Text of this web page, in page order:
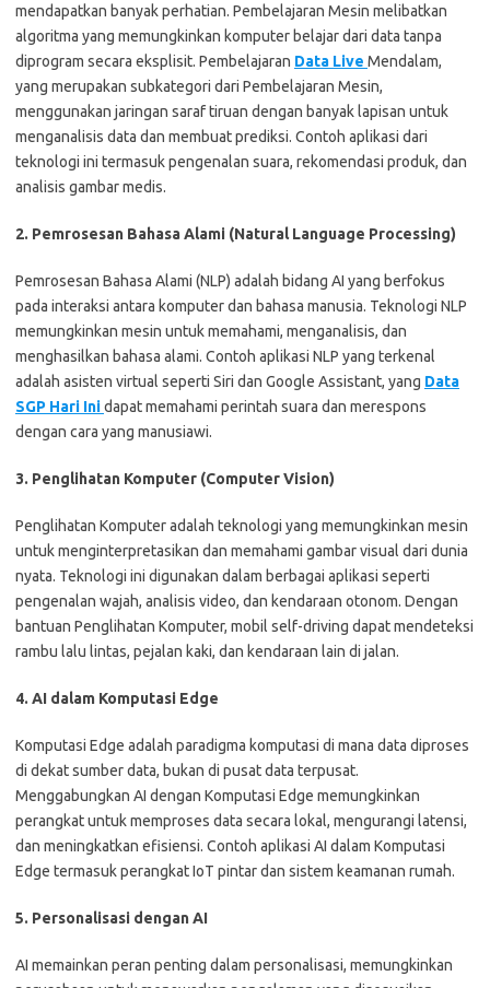
mendapatkan banyak perhatian. Pembelajaran Mesin melibatkan
algoritma yang memungkinkan komputer belajar dari data tanpa
diprogram secara eksplisit. Pembelajaran Data Live Mendalam,
yang merupakan subkategori dari Pembelajaran Mesin,
menggunakan jaringan saraf tiruan dengan banyak lapisan untuk
menganalisis data dan membuat prediksi. Contoh aplikasi dari
teknologi ini termasuk pengenalan suara, rekomendasi produk, dan
analisis gambar medis.
2. Pemrosesan Bahasa Alami (Natural Language Processing)
Pemrosesan Bahasa Alami (NLP) adalah bidang AI yang berfokus
pada interaksi antara komputer dan bahasa manusia. Teknologi NLP
memungkinkan mesin untuk memahami, menganalisis, dan
menghasilkan bahasa alami. Contoh aplikasi NLP yang terkenal
adalah asisten virtual seperti Siri dan Google Assistant, yang Data
SGP Hari Inidapat memahami perintah suara dan merespons
dengan cara yang manusiawi.
3. Penglihatan Komputer (Computer Vision)
Penglihatan Komputer adalah teknologi yang memungkinkan mesin
untuk menginterpretasikan dan memahami gambar visual dari dunia
nyata. Teknologi ini digunakan dalam berbagai aplikasi seperti
pengenalan wajah, analisis video, dan kendaraan otonom. Dengan
bantuan Penglihatan Komputer, mobil self-driving dapat mendeteksi
rambu lalu lintas, pejalan kaki, dan kendaraan lain di jalan.
4. AI dalam Komputasi Edge
Komputasi Edge adalah paradigma komputasi di mana data diproses
di dekat sumber data, bukan di pusat data terpusat.
Menggabungkan AI dengan Komputasi Edge memungkinkan
perangkat untuk memproses data secara lokal, mengurangi latensi,
dan meningkatkan efisiensi. Contoh aplikasi AI dalam Komputasi
Edge termasuk perangkat IoT pintar dan sistem keamanan rumah.
5. Personalisasi dengan AI
AI memainkan peran penting dalam personalisasi, memungkinkan